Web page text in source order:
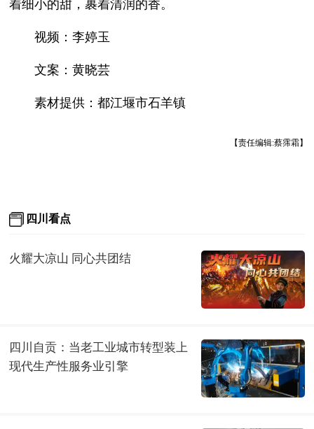
视频：李婷玉
文案：黄晓芸
素材提供：都江堰市石羊镇
【责任编辑:蔡霈霜】